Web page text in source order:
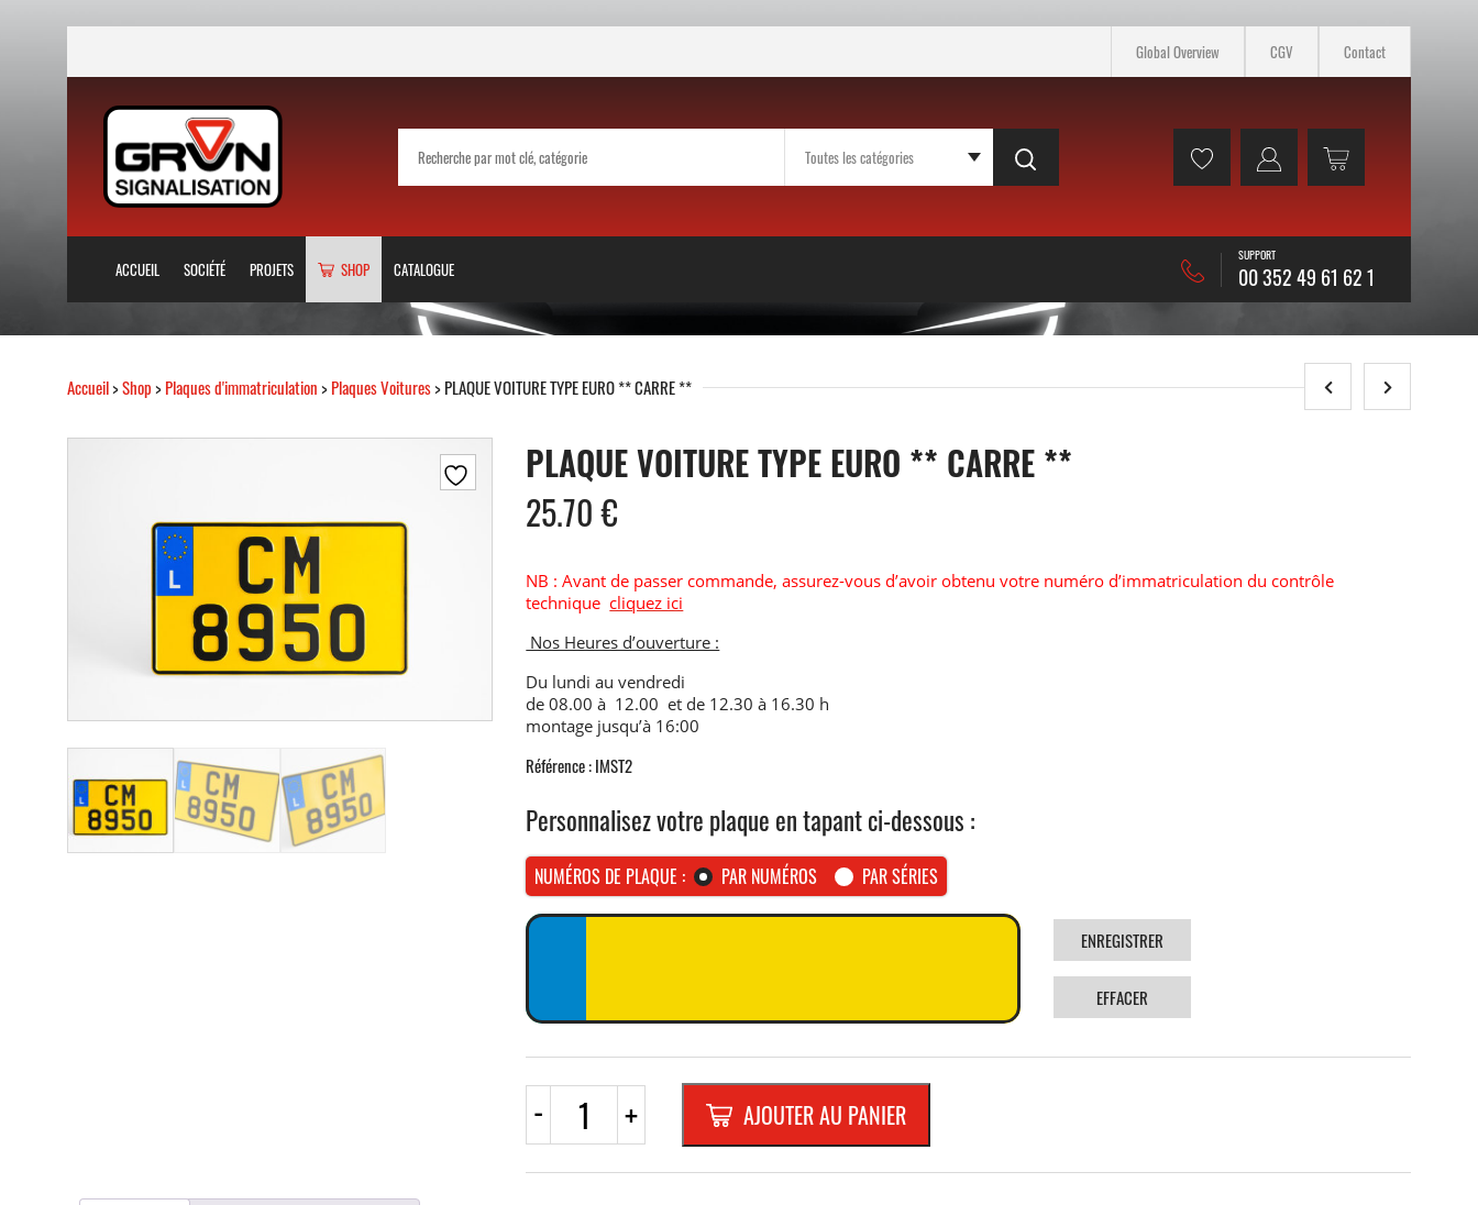
Global Overview CGV Contact
ACCUEIL SOCIÉTÉ PROJETS SHOP CATALOGUE
SUPPORT
00 352 49 61 62 1
Accueil>Shop>Plaques d'immatriculation>Plaques Voitures> PLAQUE VOITURE TYPE EURO ** CARRE **
PLAQUE VOITURE TYPE EURO ** CARRE **
25.70€
NB : Avant de passer commande, assurez-vous d’avoir obtenu votre numéro d’immatriculation du contrôle
technique cliquez ici
Nos Heures d’ouverture :
Du lundi au vendredi
de 08.00 à 12.00 et de 12.30 à 16.30 h
montage jusqu’à 16:00
Référence : IMST2
Personnalisez votre plaque en tapant ci-dessous :
NUMÉROS DE PLAQUE : PAR NUMÉROS PAR SÉRIES
ENREGISTRER
EFFACER
- quantité
PLAQUE
+ AJOUTER AU PANIER